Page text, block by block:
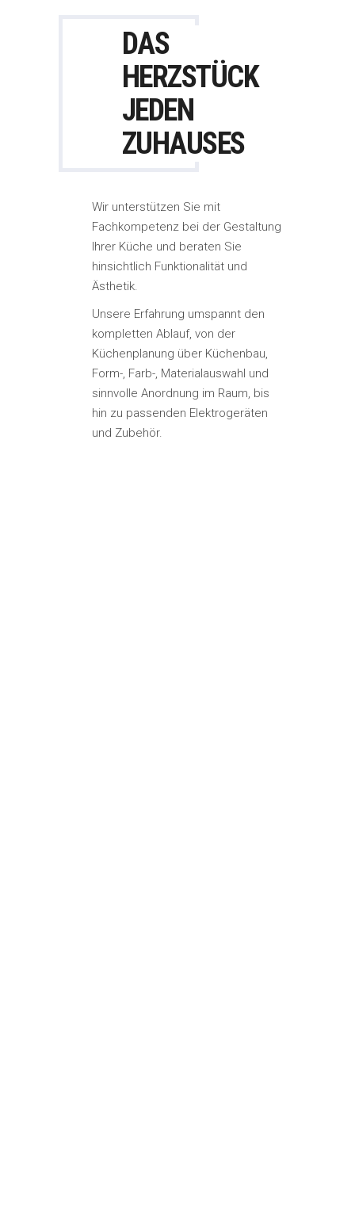
DAS
HERZSTÜCK
JEDEN
ZUHAUSES
Wir unterstützen Sie mit
Fachkompetenz bei der Gestaltung
Ihrer Küche und beraten Sie
hinsichtlich Funktionalität und
Ästhetik.
Unsere Erfahrung umspannt den
kompletten Ablauf, von der
Küchenplanung über Küchenbau,
Form-, Farb-, Materialauswahl und
sinnvolle Anordnung im Raum, bis
hin zu passenden Elektrogeräten
und Zubehör.